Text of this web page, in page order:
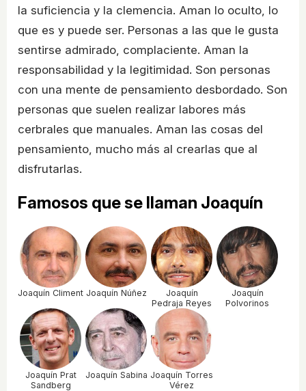
la suficiencia y la clemencia. Aman lo oculto, lo
que es y puede ser. Personas a las que le gusta
sentirse admirado, complaciente. Aman la
responsabilidad y la legitimidad. Son personas
con una mente de pensamiento desbordado. Son
personas que suelen realizar labores más
cerbrales que manuales. Aman las cosas del
pensamiento, mucho más al crearlas que al
disfrutarlas.
Famosos que se llaman Joaquín
Joaquín Climent Joaquín Núñez
Joaquín
Pedraja Reyes
Joaquín
Polvorinos
Joaquín Prat
Sandberg
Joaquín Sabina Joaquín Torres
Vérez